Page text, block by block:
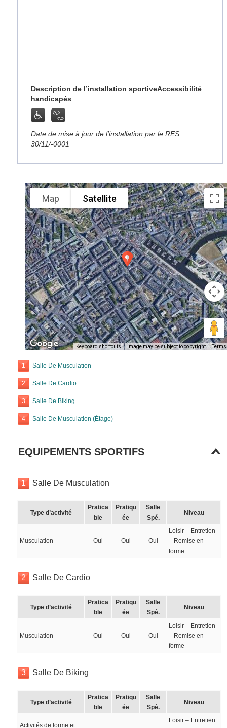
Description de l’installation sportiveAccessibilité
handicapés
Date de mise à jour de l’installation par le RES :
30/11/-0001
Map Satellite
Keyboard shortcuts Image may be subject to copyright Terms
1 Salle De Musculation
2 Salle De Cardio
3 Salle De Biking
4 Salle De Musculation (Étage)
EQUIPEMENTS SPORTIFS
1 Salle De Musculation
Type d’activité
Pratica
ble
Pratiqu
ée
Salle
Spé.
Niveau
Musculation Oui Oui Oui
Loisir – Entretien
– Remise en
forme
2 Salle De Cardio
Type d’activité
Pratica
ble
Pratiqu
ée
Salle
Spé.
Niveau
Musculation Oui Oui Oui
Loisir – Entretien
– Remise en
forme
3 Salle De Biking
Type d’activité
Pratica
ble
Pratiqu
ée
Salle
Spé.
Niveau
Activités de forme et
Loisir – Entretien